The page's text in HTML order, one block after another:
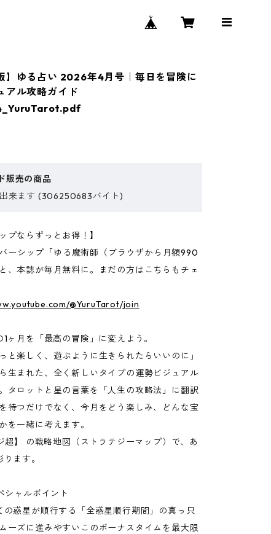
】ゆる占い 2026年4月号｜毎日を冒険に
アル攻略ガイド
販売の商品
来ます (306250683バイト)
プならずっとお得！】
ーシップ「ゆる魔術師（ブラウザから月額990
、本誌が毎月無料に。まだの方はこちらもチェ
@YuruTarot/join
ヶ月を「最高の冒険」に変えよう。
と楽しく、遊ぶように生きられたらいいのに」
生まれた、全く新しいタイプの運勢ビジュアル
タロットと星の言葉を「人生の攻略法」に翻訳
待つだけでなく、今月をどう楽しみ、どんな宝
を一緒に考えます。
超】 の戦略地図（ストラテジーマップ）で、あ
ます。
ャルポイント
の惑星が順行する「全惑星順行期間」の真っ只
ーズに進みやすいこのボーナスタイムを最大限